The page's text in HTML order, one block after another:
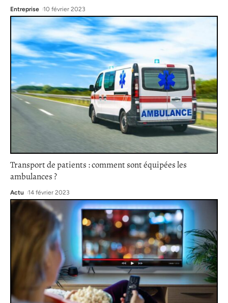
Entreprise 10 février 2023
Transport de patients : comment sont équipées les
ambulances ?
Actu 14 février 2023